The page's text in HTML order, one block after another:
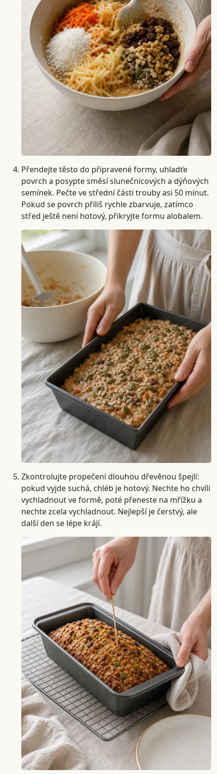
Přendejte těsto do připravené formy, uhladťe
povrch a posypte směsí slunečnicových a dýňových
semínek. Pečte ve střední části trouby asi 50 minut.
Pokud se povrch příliš rychle zbarvuje, zatímco
střed ještě není hotový, přikryjte formu alobalem.
Zkontrolujte propečení dlouhou dřevěnou špejlí:
pokud vyjde suchá, chléb je hotový. Nechte ho chvíli
vychladnout ve formě, poté přeneste na mřížku a
nechte zcela vychladnout. Nejlepší je čerstvý, ale
další den se lépe krájí.